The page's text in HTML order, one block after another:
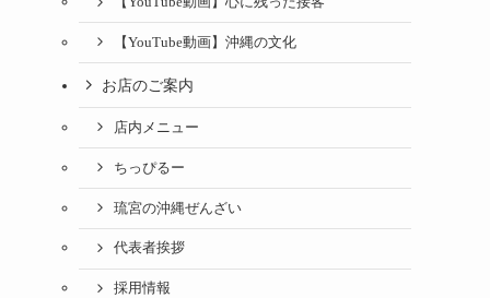
【YouTube動画】沖縄の文化
お店のご案内
店内メニュー
ちっぴるー
琉宮の沖縄ぜんざい
代表者挨拶
採用情報